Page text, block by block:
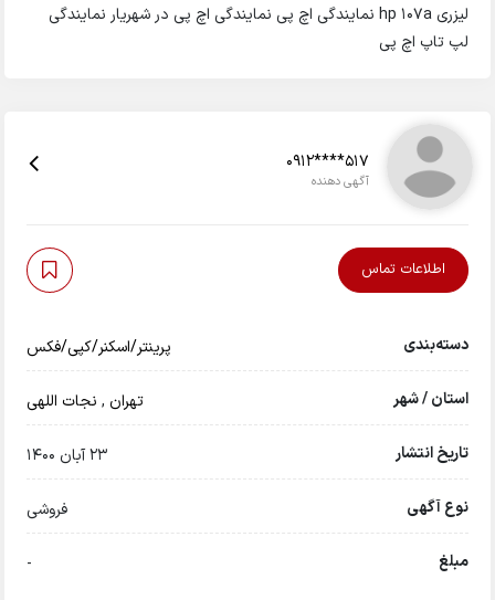
لیزری hp 107a نمایندگی اچ پی نمایندگی اچ پی در شهریار نمایندگی
لپ تاپ اچ پی
0912****517
آگهی دهنده
اطلاعات تماس
دسته‌بندی پرینتر/اسکنر/کپی/فکس
استان / شهر تهران, نجات اللهی
تاریخ انتشار 23 آبان 1400
نوع آگهی فروشی
مبلغ -